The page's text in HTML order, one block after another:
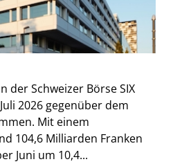
der Schweizer Börse SIX
2026 gegenüber dem
Mit einem
104,6 Milliarden Franken
Juni um 10,4...